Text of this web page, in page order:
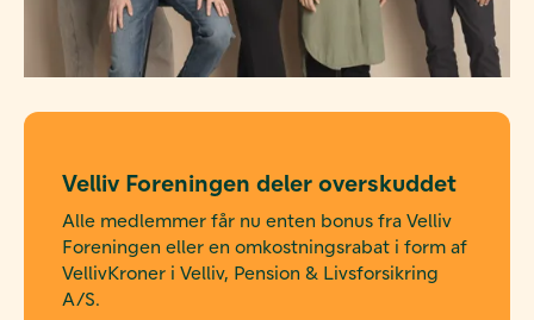
Velliv Foreningen deler overskuddet
Alle medlemmer får nu enten bonus fra Velliv
Foreningen eller en omkostningsrabat i form af
VellivKroner i Velliv, Pension & Livsforsikring
A/S.